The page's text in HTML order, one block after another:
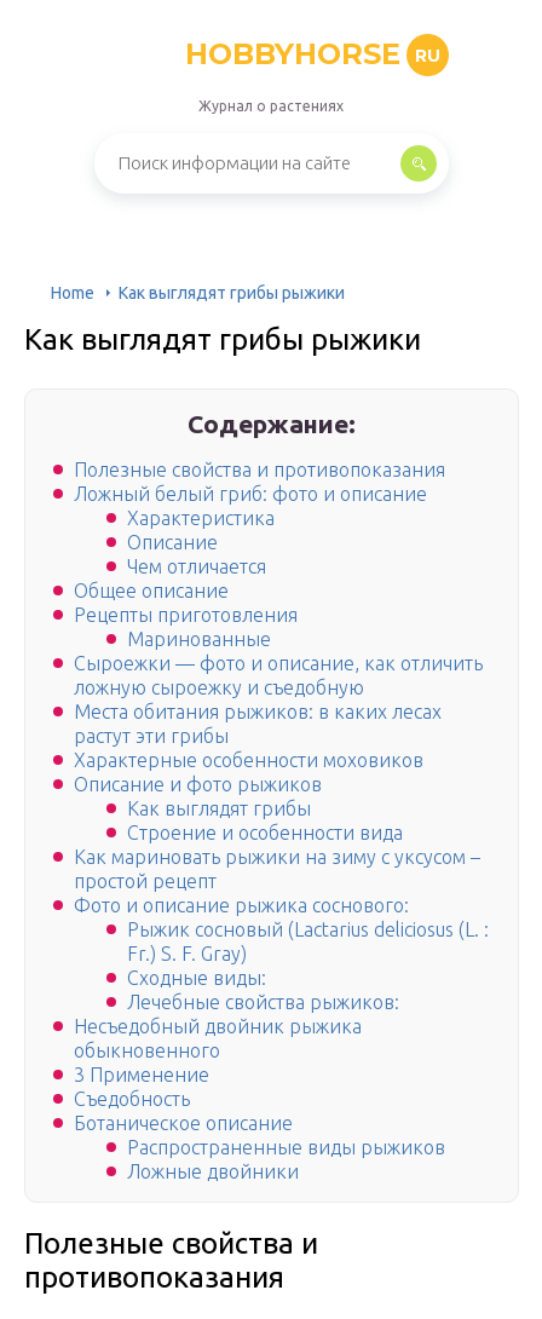
HOBBYHORSE RU
Журнал о растениях
Home Как выглядят грибы рыжики
Как выглядят грибы рыжики
Содержание:
Полезные свойства и противопоказания
Ложный белый гриб: фото и описание
Характеристика
Описание
Чем отличается
Общее описание
Рецепты приготовления
Маринованные
Сыроежки — фото и описание, как отличить
ложную сыроежку и съедобную
Места обитания рыжиков: в каких лесах
растут эти грибы
Характерные особенности моховиков
Описание и фото рыжиков
Как выглядят грибы
Строение и особенности вида
Как мариновать рыжики на зиму с уксусом –
простой рецепт
Фото и описание рыжика соснового:
Рыжик сосновый (Lactarius deliciosus (L. :
Fr.) S. F. Gray)
Сходные виды:
Лечебные свойства рыжиков:
Несъедобный двойник рыжика
обыкновенного
3 Применение
Съедобность
Ботаническое описание
Распространенные виды рыжиков
Ложные двойники
Полезные свойства и
противопоказания